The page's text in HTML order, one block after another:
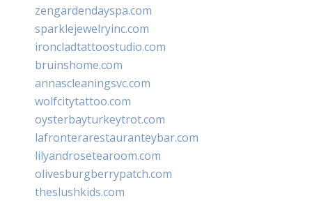
zengardendayspa.com
sparklejewelryinc.com
ironcladtattoostudio.com
bruinshome.com
annascleaningsvc.com
wolfcitytattoo.com
oysterbayturkeytrot.com
lafronterarestauranteybar.com
lilyandrosetearoom.com
olivesburgberrypatch.com
theslushkids.com